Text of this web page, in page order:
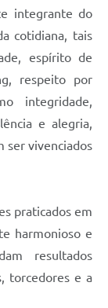
integrante do
cotidiana, tais
espírito de
respeito por
integridade,
e alegria,
ser vivenciados
praticados em
harmonioso e
resultados
torcedores e a